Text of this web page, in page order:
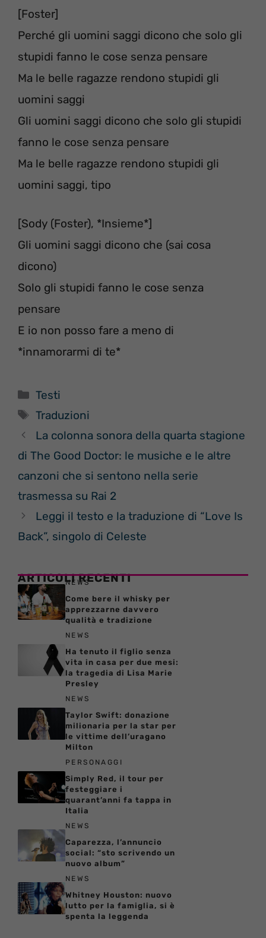
[Foster]
Perché gli uomini saggi dicono che solo gli
stupidi fanno le cose senza pensare
Ma le belle ragazze rendono stupidi gli
uomini saggi
Gli uomini saggi dicono che solo gli stupidi
fanno le cose senza pensare
Ma le belle ragazze rendono stupidi gli
uomini saggi, tipo
[Sody (Foster), *Insieme*]
Gli uomini saggi dicono che (sai cosa
dicono)
Solo gli stupidi fanno le cose senza
pensare
E io non posso fare a meno di
*innamorarmi di te*
Categorie
Testi
Tag
Traduzioni
La colonna sonora della quarta stagione
di The Good Doctor: le musiche e le altre
canzoni che si sentono nella serie
trasmessa su Rai 2
Leggi il testo e la traduzione di “Love Is
Back”, singolo di Celeste
ARTICOLI RECENTI
NEWS
Come bere il whisky per
apprezzarne davvero
qualità e tradizione
NEWS
Ha tenuto il figlio senza
vita in casa per due mesi:
la tragedia di Lisa Marie
Presley
NEWS
Taylor Swift: donazione
milionaria per la star per
le vittime dell’uragano
Milton
PERSONAGGI
Simply Red, il tour per
festeggiare i
quarant’anni fa tappa in
Italia
NEWS
Caparezza, l’annuncio
social: “sto scrivendo un
nuovo album”
NEWS
Whitney Houston: nuovo
lutto per la famiglia, si è
spenta la leggenda